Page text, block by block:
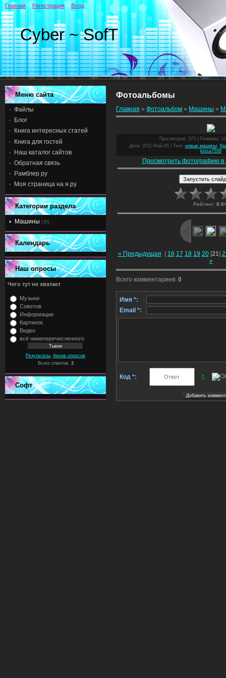
Cyber ~ SofT
Главная Регистрация Вход
Меню сайта
Файлы
Блог
Книга интересных статей
Книга для гостей
Наш каталог сайтов
Обратная связь
Рамблер ру
Моя страница на я.ру
Категории раздела
Машины [30]
Календарь
Наш опросы
Чего тут не хватает
Музыки
Советов
Информации
Картинок
Видео
всё нижеперечисленного
Результаты Архив опросов
Всего ответов: 3
Софт
Фотоальбомы
Главная » Фотоальбом » Машины »
Просмотров: 373 | Размеры:
Дата: 2011-Май-05 | Теги: новые машины,
kissa7550
Просмотреть фотографию в
Рейтинг: 0.0/
« Предыдущая | 16 17 18 19 20[21]
»
Всего комментариев: 0
Имя *:
Email *:
Код *: